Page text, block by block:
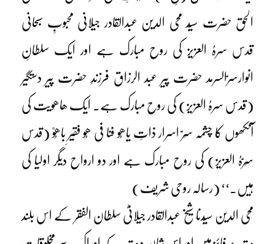
الحق حضرت سیّد محی الدین عبدالقادر جیلانی محبوبِ سبحانی
قدس سرہُ العزیز کی روح مبارک ہے اور ایک سلطانِ
انوارسرّالسرمد حضرت پیر عبد الرزاق فرزندِ حضرت پیر دستگیر
(قدس سرہُ العزیز) کی روح مبارک ہے۔ ایک ھاھویت کی
آنکھوں کا چشمہ سِرّ اسرار ذاتِ یاھُو فنا فی ھُو فقیرِ باھُوؒ (قدس
سِرّہُ العزیز) کی روح مبارک ہے اور دو ارواح دیگر اولیا کی
ہیں۔‘‘ (رسالہ روحی شریف)
محی الدین سیّدنا شیخ عبدالقادر جیلانیؓ سلطان الفقر کے اس بلند